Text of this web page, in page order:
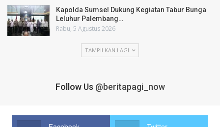
Kapolda Sumsel Dukung Kegiatan Tabur Bunga
Leluhur Palembang…
Rabu, 5 Agustus 2026
TAMPILKAN LAGI
Follow Us @beritapagi_now